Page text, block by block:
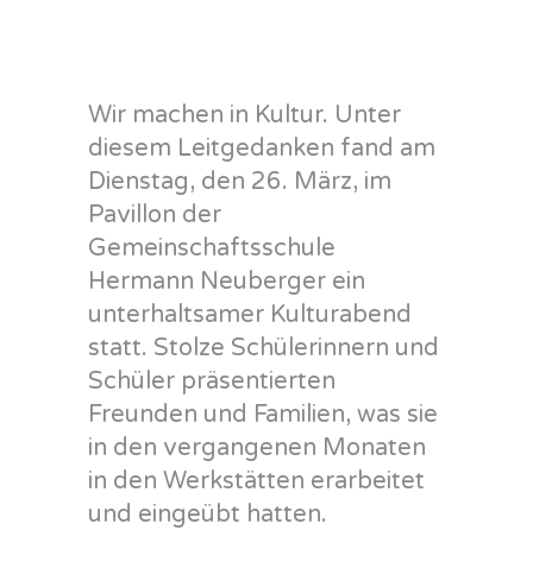
Wir machen in Kultur. Unter
diesem Leitgedanken fand am
Dienstag, den 26. März, im
Pavillon der
Gemeinschaftsschule
Hermann Neuberger ein
unterhaltsamer Kulturabend
statt. Stolze Schülerinnern und
Schüler präsentierten
Freunden und Familien, was sie
in den vergangenen Monaten
in den Werkstätten erarbeitet
und eingeübt hatten.